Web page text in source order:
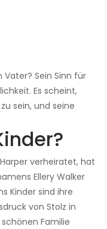
Sein Sinn für
Es scheint,
sein, und seine
verheiratet, hat
Ellery Walker
Kinder sind ihre
von Stolz in
Familie